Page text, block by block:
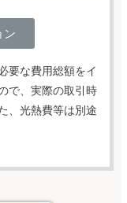
ン
要な費用総額をイ
で、実際の取引時
、光熱費等は別途